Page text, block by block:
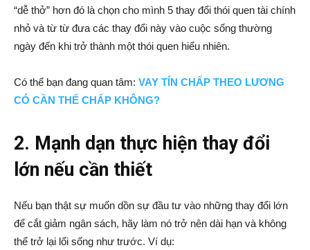
“dễ thở” hơn đó là chọn cho mình 5 thay đổi thói quen tài chính
nhỏ và từ từ đưa các thay đổi này vào cuộc sống thường
ngày đến khi trở thành một thói quen hiểu nhiên.
Có thể bạn đang quan tâm: VAY TÍN CHẤP THEO LƯƠNG
CÓ CẦN THẾ CHẤP KHÔNG?
2. Mạnh dạn thực hiện thay đổi
lớn nếu cần thiết
Nếu bạn thật sự muốn dồn sự đầu tư vào những thay đổi lớn
để cắt giảm ngân sách, hãy làm nó trở nên dài hạn và không
thể trở lại lối sống như trước. Ví dụ: